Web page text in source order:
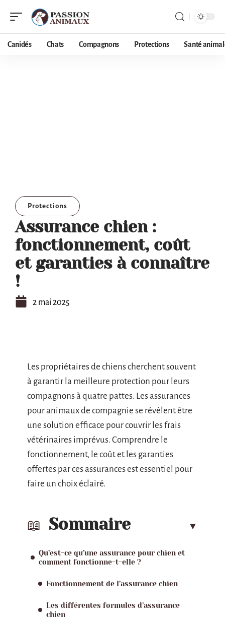
Canidés Chats Compagnons Protections Santé
Protections
Assurance chien :
fonctionnement, coût
et garanties à connaître
!
2 mai 2025
Les propriétaires de chiens cherchent souvent
à garantir la meilleure protection pour leurs
compagnons à quatre pattes. Les assurances
pour animaux de compagnie se révèlent être
une solution efficace pour couvrir les frais
vétérinaires imprévus. Comprendre le
fonctionnement, le coût et les garanties
offertes par ces assurances est essentiel pour
faire un choix éclairé.
Sommaire
Qu’est-ce qu’une assurance pour chien et
comment fonctionne-t-elle ?
Fonctionnement de l’assurance chien
Les différentes formules d’assurance
chien